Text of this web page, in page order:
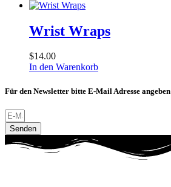
Wrist Wraps
$14.00
In den Warenkorb
Für den Newsletter bitte E-Mail Adresse angeben
Senden